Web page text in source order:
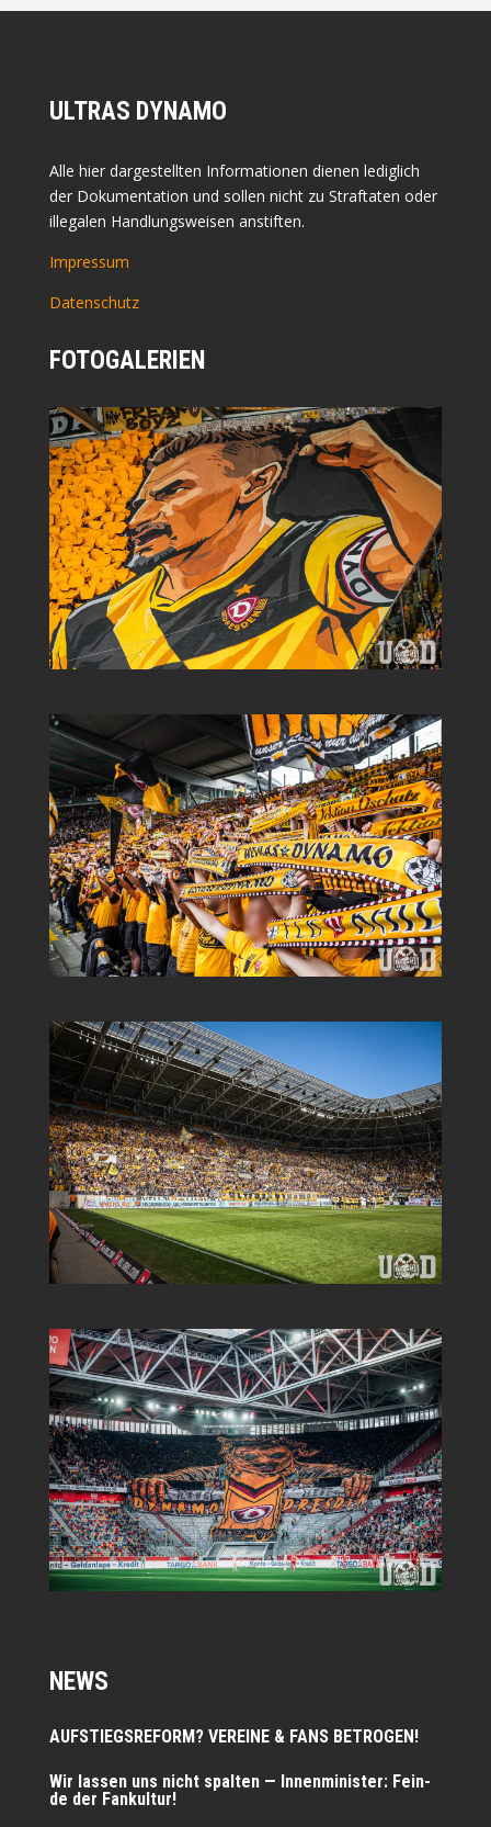
ULTRAS DYNAMO
Alle hier dargestellten Informationen dienen lediglich
der Dokumentation und sollen nicht zu Straftaten oder
illegalen Handlungsweisen anstiften.
Impressum
Datenschutz
FOTOGALERIEN
NEWS
AUFSTIEGSREFORM? VEREINE & FANS BETROGEN!
Wir las­sen uns nicht spal­ten — Innen­mi­nis­ter: Fein­
de der Fankultur!